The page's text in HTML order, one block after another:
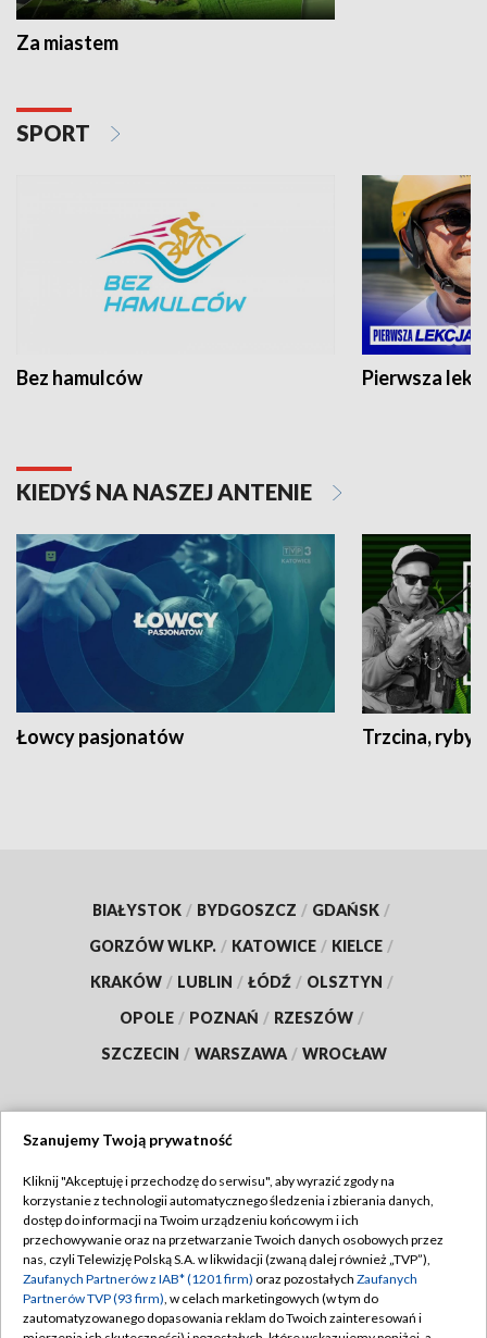
Za miastem
SPORT
Bez hamulców Pierwsza
KIEDYŚ NA NASZEJ ANTENIE
Łowcy pasjonatów Trzcina, ryby
BIAŁYSTOK / BYDGOSZCZ / GDAŃSK /
GORZÓW WLKP. / KATOWICE / KIELCE /
KRAKÓW / LUBLIN / ŁÓDŹ / OLSZTYN /
OPOLE / POZNAŃ / RZESZÓW /
SZCZECIN / WARSZAWA / WROCŁAW
TVP
Abonament TVP
Emisja w TVP
Centrum informacji TVP
Regulamin TVP
Polityka prywatności
Moje zgody
Szanujemy Twoją prywatność
Kliknij "Akceptuję i przechodzę do serwisu", aby wyrazić zgody na
korzystanie z technologii automatycznego śledzenia i zbierania danych,
dostęp do informacji na Twoim urządzeniu końcowym i ich
przechowywanie oraz na przetwarzanie Twoich danych osobowych przez
nas, czyli Telewizję Polską S.A. w likwidacji (zwaną dalej również „TVP”),
Zaufanych Partnerów z IAB* (1201 firm) oraz pozostałych Zaufanych
Partnerów TVP (93 firm), w celach marketingowych (w tym do
zautomatyzowanego dopasowania reklam do Twoich zainteresowań i